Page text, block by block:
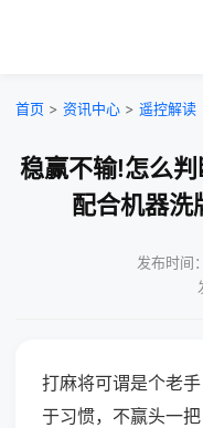
首页 > 资讯中心 > 遥控解读
稳赢不输!怎么
配合机器洗
发布时间
打麻将可谓是个老
于习惯，不赢头一